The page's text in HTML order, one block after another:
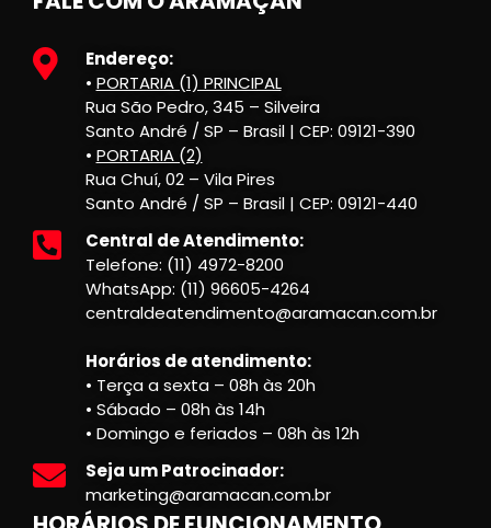
Endereço:
• PORTARIA (1) PRINCIPAL
Rua São Pedro, 345 – Silveira
Santo André / SP – Brasil | CEP: 09121-390
• PORTARIA (2)
Rua Chuí, 02 – Vila Pires
Santo André / SP – Brasil | CEP: 09121-440
Central de Atendimento:
Telefone: (11) 4972-8200
WhatsApp: (11) 96605-4264
centraldeatendimento@aramacan.com.br
Horários de atendimento:
• Terça a sexta – 08h às 20h
• Sábado – 08h às 14h
• Domingo e feriados – 08h às 12h
Seja um Patrocinador:
marketing@aramacan.com.br